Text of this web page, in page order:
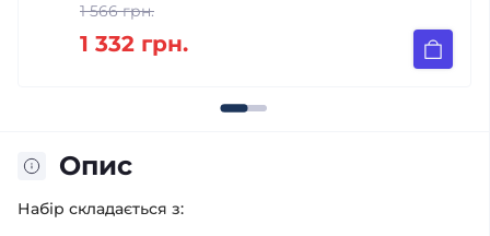
2 232 грн.
1 896 грн.
Опис
Набір складається з: